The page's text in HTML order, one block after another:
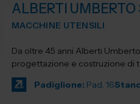
ALBERTI UMBERTO
MACCHINE UTENSILI
Da oltre 45 anni Alberti
progettazione e costruzione di
Padiglione: Pad. 16